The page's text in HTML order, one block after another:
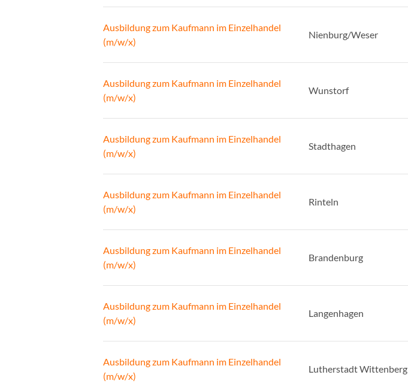
Ausbildung zum Kaufmann im Einzelhandel
(m/w/x)
Nienburg/Weser
Ausbildung zum Kaufmann im Einzelhandel
(m/w/x)
Wunstorf
Ausbildung zum Kaufmann im Einzelhandel
(m/w/x)
Stadthagen
Ausbildung zum Kaufmann im Einzelhandel
(m/w/x)
Rinteln
Ausbildung zum Kaufmann im Einzelhandel
(m/w/x)
Brandenburg
Ausbildung zum Kaufmann im Einzelhandel
(m/w/x)
Langenhagen
Ausbildung zum Kaufmann im Einzelhandel
(m/w/x)
Lutherstadt Wittenberg